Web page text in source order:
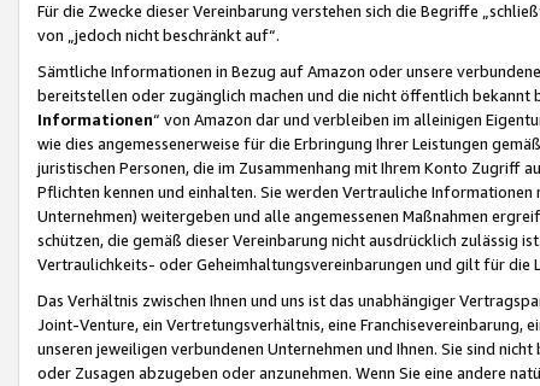
Für die Zwecke dieser Vereinbarung verstehen sich die Begriffe
von „jedoch nicht beschränkt auf“.
Sämtliche Informationen in Bezug auf Amazon oder unsere
bereitstellen oder zugänglich machen und die nicht öffentlich
Informationen“ von Amazon dar und verbleiben im alleinigen
wie dies angemessenerweise für die Erbringung Ihrer Leistungen
juristischen Personen, die im Zusammenhang mit Ihrem Konto
Pflichten kennen und einhalten. Sie werden Vertrauliche
Unternehmen) weitergeben und alle angemessenen Maßnahmen
schützen, die gemäß dieser Vereinbarung nicht ausdrücklich zulässig
Vertraulichkeits- oder Geheimhaltungsvereinbarungen und gilt für die
Das Verhältnis zwischen Ihnen und uns ist das unabhängiger
Joint-Venture, ein Vertretungsverhältnis, eine Franchisevereinbarung,
unseren jeweiligen verbundenen Unternehmen und Ihnen. Sie sind
oder Zusagen abzugeben oder anzunehmen. Wenn Sie eine andere